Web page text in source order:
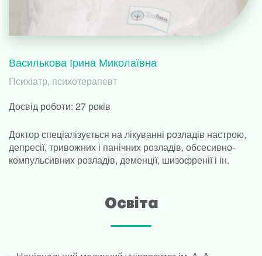
Василькова Ірина Миколаївна
Психіатр, психотерапевт
Досвід роботи: 27 років
Доктор спеціалізується на лікуванні розладів настрою,
депресії, тривожних і панічних розладів, обсесивно-
компульсивних розладів, деменції, шизофренії і ін.
Освіта